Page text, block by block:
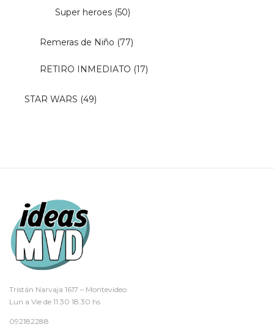
Super heroes (50)
Remeras de Niño (77)
RETIRO INMEDIATO (17)
STAR WARS (49)
Tristán Narvaja 1617 – Montevideo
Lun a Vie de 11.30 18.30 hs
092182288